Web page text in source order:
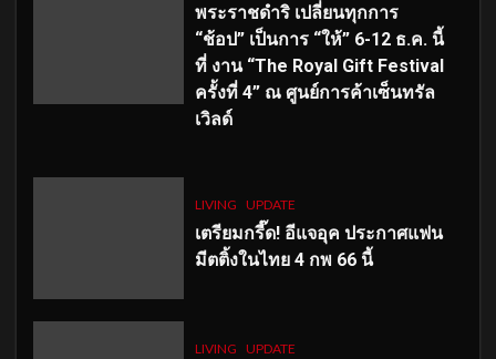
พระราชดำริ เปลี่ยนทุกการ
“ช้อป” เป็นการ “ให้” 6-12 ธ.ค. นี้
ที่ งาน “The Royal Gift Festival
ครั้งที่ 4” ณ ศูนย์การค้าเซ็นทรัล
เวิลด์
LIVING UPDATE
เตรียมกรี๊ด! อีแจอุค ประกาศแฟน
มีตติ้งในไทย 4 กพ 66 นี้
LIVING UPDATE